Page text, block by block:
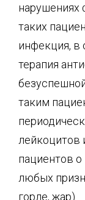
нарушениях
таких
инфекция, в
терапия
таким
лейкоцитов
пациентов
любых
горле, жар).